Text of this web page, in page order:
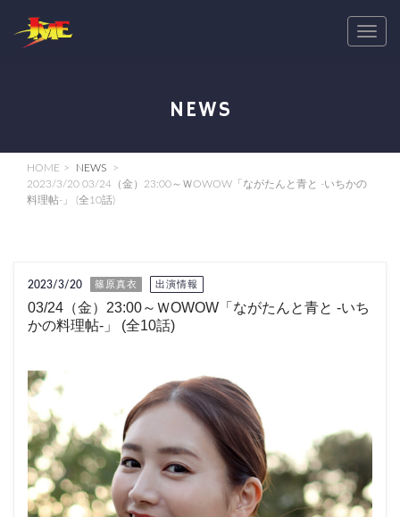
T
a
i
NEWS
HOME
NEWS
2023/3/20 03/24（金）23:00～ＷOWOW「ながたんと青と -いちかの
料理帖-」 (全10話)
2023/3/20 篠原真衣 出演情報
03/24（金）23:00～ＷOWOW「ながたんと青と -いち
かの料理帖-」 (全10話)